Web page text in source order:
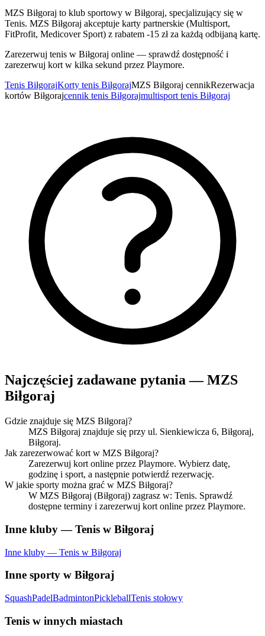
MZS Biłgoraj to klub sportowy w Biłgoraj, specjalizujący się w
Tenis. MZS Biłgoraj akceptuje karty partnerskie (Multisport,
FitProfit, Medicover Sport) z rabatem -15 zł za każdą odbijaną kartę.
Zarezerwuj tenis w Biłgoraj online — sprawdź dostępność i
zarezerwuj kort w kilka sekund przez Playmore.
Tenis BiłgorajKorty tenis BiłgorajMZS Biłgoraj cennikRezerwacja
kortów Biłgorajcennik tenis Biłgorajmultisport tenis Biłgoraj
Najczęściej zadawane pytania — MZS
Biłgoraj
Gdzie znajduje się MZS Biłgoraj?
MZS Biłgoraj znajduje się przy ul. Sienkiewicza 6, Biłgoraj,
Biłgoraj.
Jak zarezerwować kort w MZS Biłgoraj?
Zarezerwuj kort online przez Playmore. Wybierz datę,
godzinę i sport, a następnie potwierdź rezerwację.
W jakie sporty można grać w MZS Biłgoraj?
W MZS Biłgoraj (Biłgoraj) zagrasz w: Tenis. Sprawdź
dostępne terminy i zarezerwuj kort online przez Playmore.
Inne kluby — Tenis w Biłgoraj
Inne kluby — Tenis w Biłgoraj
Inne sporty w Biłgoraj
SquashPadelBadmintonPickleballTenis stołowy
Tenis w innych miastach